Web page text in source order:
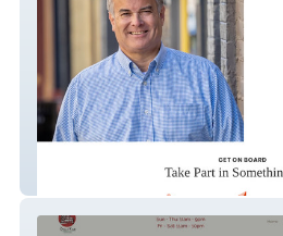
Vote Rob Leverett